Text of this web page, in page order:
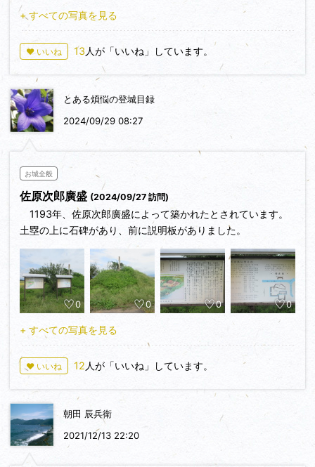
有り、周囲を山々に囲まれ、どこか京都周辺に通ずるものがあ
ります。戦国時代に多くの大名が会津を欲しがったのは当然の
+ すべての写真を見る
♥ いいね 13 人が「いいね」しています。
とある煩悩の登城目録
2024/09/29 08:27
お城全般
佐原次郎廣盛 (2024/09/27 訪問)
1193年、佐原次郎廣盛によって築かれたとされています。
土塁の上に石碑があり、前に説明板がありました。
0 0 0 0
+ すべての写真を見る
♥ いいね 12 人が「いいね」しています。
朝田 辰兵衛
2021/12/13 22:20